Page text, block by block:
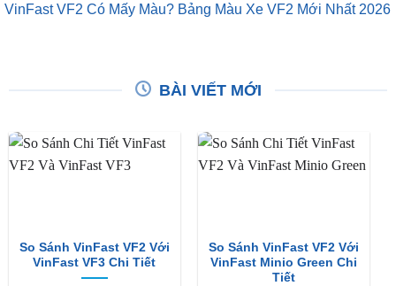
VinFast VF2 Có Mấy Màu? Bảng Màu Xe VF2 Mới Nhất 2026
BÀI VIẾT MỚI
So Sánh VinFast VF2 Với
VinFast VF3 Chi Tiết
So Sánh VinFast VF2 Với
VinFast Minio Green Chi
Tiết